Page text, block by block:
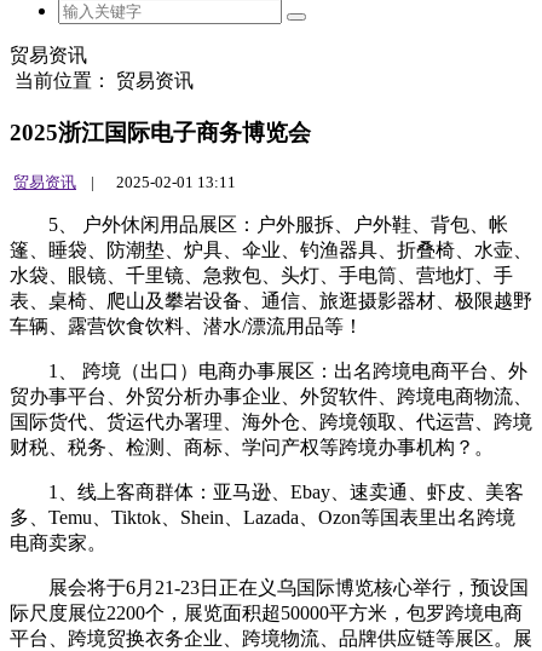
贸易资讯
当前位置： 贸易资讯
2025浙江国际电子商务博览会
贸易资讯 | 2025-02-01 13:11
5、 户外休闲用品展区：户外服拆、户外鞋、背包、帐
篷、睡袋、防潮垫、炉具、伞业、钓渔器具、折叠椅、水壶、
水袋、眼镜、千里镜、急救包、头灯、手电筒、营地灯、手
表、桌椅、爬山及攀岩设备、通信、旅逛摄影器材、极限越野
车辆、露营饮食饮料、潜水/漂流用品等！
1、 跨境（出口）电商办事展区：出名跨境电商平台、外
贸办事平台、外贸分析办事企业、外贸软件、跨境电商物流、
国际货代、货运代办署理、海外仓、跨境领取、代运营、跨境
财税、税务、检测、商标、学问产权等跨境办事机构？。
1、线上客商群体：亚马逊、Ebay、速卖通、虾皮、美客
多、Temu、Tiktok、Shein、Lazada、Ozon等国表里出名跨境
电商卖家。
展会将于6月21-23日正在义乌国际博览核心举行，预设国
际尺度展位2200个，展览面积超50000平方米，包罗跨境电商
平台、跨境贸换衣务企业、跨境物流、品牌供应链等展区。展